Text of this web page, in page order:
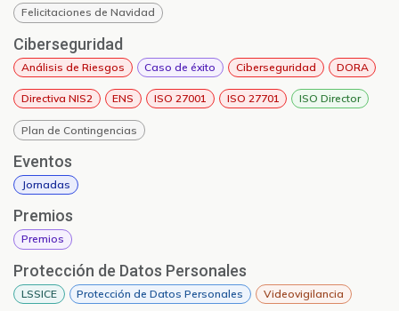
Felicitaciones de Navidad
Ciberseguridad
Análisis de Riesgos Caso de éxito Ciberseguridad DORA
Directiva NIS2 ENS ISO 27001 ISO 27701 ISO Director
Plan de Contingencias
Eventos
Jornadas
Premios
Premios
Protección de Datos Personales
LSSICE Protección de Datos Personales Videovigilancia